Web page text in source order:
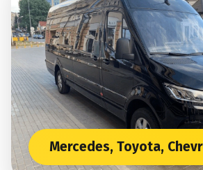
Mercedes, Toyota,